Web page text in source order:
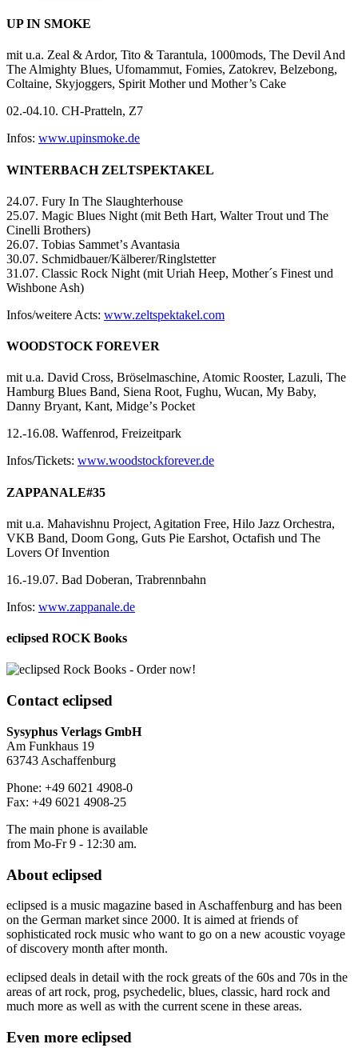
UP IN SMOKE
mit u.a. Zeal & Ardor, Tito & Tarantula, 1000mods, The Devil And
The Almighty Blues, Ufomammut, Fomies, Zatokrev, Belzebong,
Coltaine, Skyjoggers, Spirit Mother und Mother’s Cake
02.-04.10. CH-Pratteln, Z7
Infos: www.upinsmoke.de
WINTERBACH ZELTSPEKTAKEL
24.07. Fury In The Slaughterhouse
25.07. Magic Blues Night (mit Beth Hart, Walter Trout und The
Cinelli Brothers)
26.07. Tobias Sammetʼs Avantasia
30.07. Schmidbauer/Kälberer/Ringlstetter
31.07. Classic Rock Night (mit Uriah Heep, Mother´s Finest und
Wishbone Ash)
Infos/weitere Acts: www.zeltspektakel.com
WOODSTOCK FOREVER
mit u.a. David Cross, Bröselmaschine, Atomic Rooster, Lazuli, The
Hamburg Blues Band, Siena Root, Fughu, Wucan, My Baby,
Danny Bryant, Kant, Midgeʼs Pocket
12.-16.08. Waffenrod, Freizeitpark
Infos/Tickets: www.woodstockforever.de
ZAPPANALE#35
mit u.a. Mahavishnu Project, Agitation Free, Hilo Jazz Orchestra,
VKB Band, Doom Gong, Guts Pie Earshot, Octafish und The
Lovers Of Invention
16.-19.07. Bad Doberan, Trabrennbahn
Infos: www.zappanale.de
eclipsed ROCK Books
Contact eclipsed
Sysyphus Verlags GmbH
Am Funkhaus 19
63743 Aschaffenburg
Phone: +49 6021 4908-0
Fax: +49 6021 4908-25
The main phone is available
from Mo-Fr 9 - 12:30 am.
About eclipsed
eclipsed is a music magazine based in Aschaffenburg and has been
on the German market since 2000. It is aimed at friends of
sophisticated rock music who want to go on a new acoustic voyage
of discovery month after month.
eclipsed deals in detail with the rock greats of the 60s and 70s in the
areas of art rock, prog, psychedelic, blues, classic, hard rock and
much more as well as with the current scene in these areas.
Even more eclipsed